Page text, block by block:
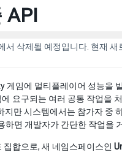
API
서 삭제될 예정입니다. 현재
게임에 멀티플레이어 성능을
요구되는 여러 공통 작업을
지만 시스템에서는 참가자
하면 개발자가 간단한 작업을
집합으로, 새 네임스페이스인